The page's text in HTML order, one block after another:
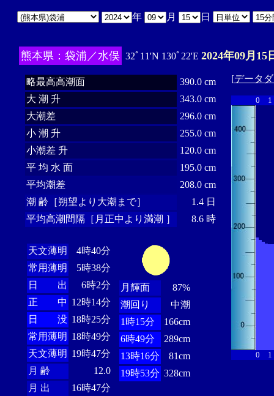
年 月 日
熊本県：袋浦／水俣 32ﾟ11'N 130ﾟ22'E 2024年09月15
略最高高潮面
390.0 cm
大 潮 升
343.0 cm
大潮差
296.0 cm
小 潮 升
255.0 cm
小潮差 升
120.0 cm
平 均 水 面
195.0 cm
平均潮差
208.0 cm
潮 齢［朔望より大潮まで］
1.4 日
平均高潮間隔［月正中より満潮 ］
8.6 時
天文薄明
4時40分
常用薄明
5時38分
日 出
6時2分
正 中 12時14分
日 没 18時25分
常用薄明 18時49分
天文薄明 19時47分
月 齢
12.0
月 出
16時47分
月輝面
87%
潮回り
中潮
1時15分
166cm
6時49分
289cm
13時16分
81cm
19時53分 328cm
[データ
0 1
0 1